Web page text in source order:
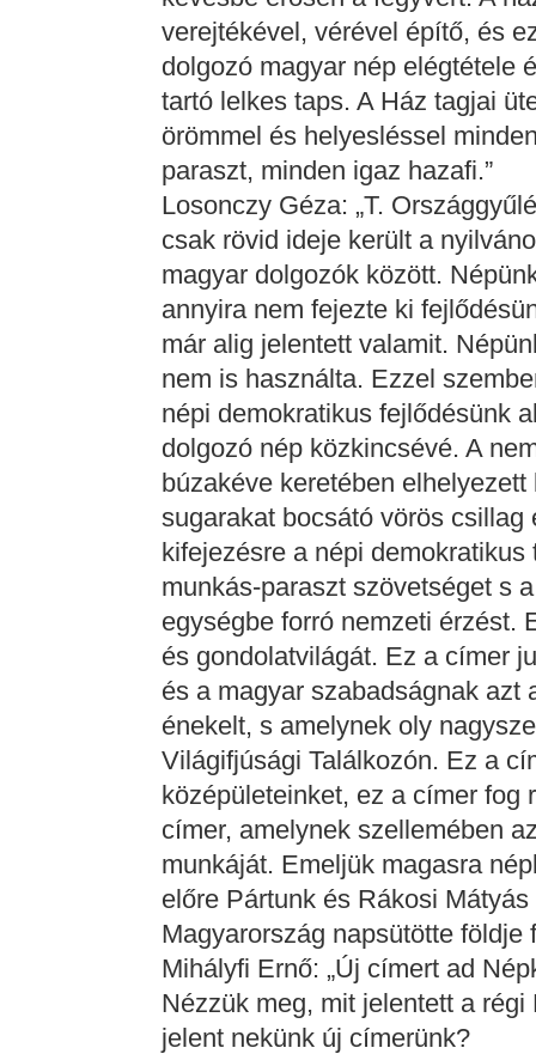
verejtékével, vérével építő, és
dolgozó magyar nép elégtétele
tartó lelkes taps. A Ház tagjai
örömmel és helyesléssel
paraszt, minden igaz hazafi.”
Losonczy Géza: „T.
csak rövid ideje került a
magyar dolgozók között.
annyira nem fejezte ki
már alig jelentett valamit.
nem is használta. Ezzel
népi demokratikus fejlődésünk
dolgozó nép közkincsévé. A
búzakéve keretében
sugarakat bocsátó vörös
kifejezésre a népi
munkás-paraszt szövetséget s
egységbe forró nemzeti érzést.
és gondolatvilágát. Ez a címer
és a magyar szabadságnak azt
énekelt, s amelynek oly
Világifjúsági Találkozón. Ez a
középületeinket, ez a címer fog
címer, amelynek szellemében
munkáját. Emeljük magasra
előre Pártunk és Rákosi
Magyarország napsütötte
Mihályfi Ernő: „Új címert ad
Nézzük meg, mit jelentett a
jelent nekünk új címerünk?